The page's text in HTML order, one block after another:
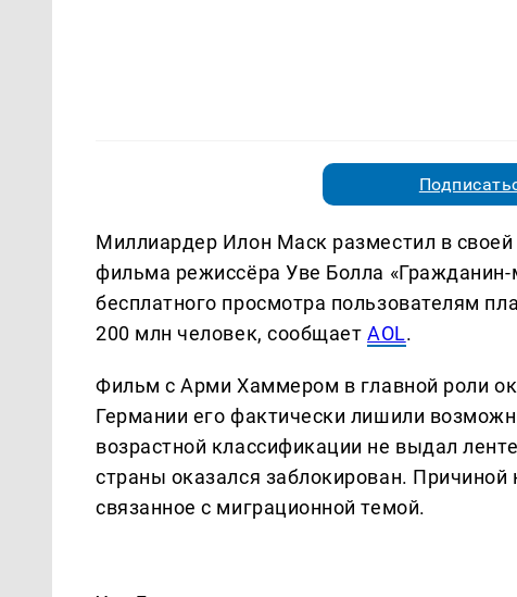
Миллиардер Илон Маск разместил в
фильма режиссёра Уве Болла «Гражданин-
бесплатного просмотра пользователям
200 млн человек, сообщаетAOL.
Фильм с Арми Хаммером в главной роли
Германии его фактически лишили
возрастной классификации не выдал
страны оказался заблокирован.
связанное с миграционной темой.